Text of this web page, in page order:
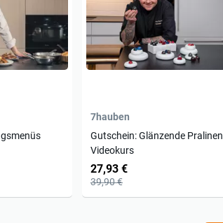
7hauben
Gutschein: Glänzende Pralinen
Videokurs
27,93 €
39,90 €